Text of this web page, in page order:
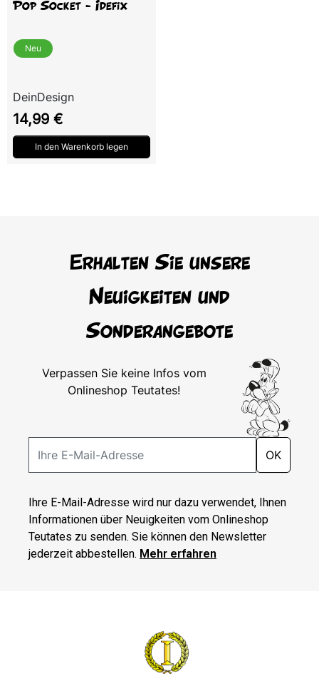
Pop Socket - Idefix
Neu
DeinDesign
Preis
14,99 €
In den Warenkorb legen
Erhalten Sie unsere
Neuigkeiten und
Sonderangebote
Verpassen Sie keine Infos vom
Onlineshop Teutates!
OK
Ihre E-Mail-Adresse wird nur dazu verwendet, Ihnen
Informationen über Neuigkeiten vom Onlineshop
Teutates zu senden. Sie können den Newsletter
jederzeit abbestellen. Mehr erfahren